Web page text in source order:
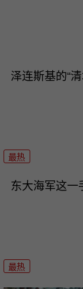
泽连斯基的“
最热
东大海军这一
最热